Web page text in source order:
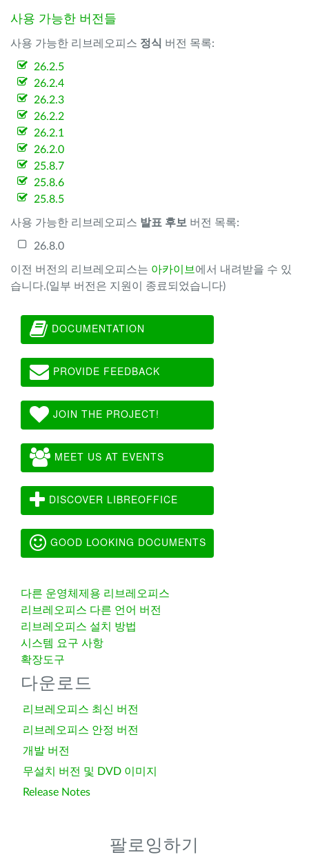
사용 가능한 버전들
사용 가능한 리브레오피스 정식 버전 목록:
26.2.5
26.2.4
26.2.3
26.2.2
26.2.1
26.2.0
25.8.7
25.8.6
25.8.5
사용 가능한 리브레오피스 발표 후보 버전 목록:
26.8.0
이전 버전의 리브레오피스는 아카이브 에서 내려받을 수 있
습니다.(일부 버전은 지원이 종료되었습니다)
DOCUMENTATION
PROVIDE FEEDBACK
JOIN THE PROJECT!
MEET US AT EVENTS
DISCOVER LIBREOFFICE
GOOD LOOKING DOCUMENTS
다른 운영체제용 리브레오피스
리브레오피스 다른 언어 버전
리브레오피스 설치 방법
시스템 요구 사항
확장도구
다운로드
리브레오피스 최신 버전
리브레오피스 안정 버전
개발 버전
무설치 버전 및 DVD 이미지
Release Notes
팔로잉하기